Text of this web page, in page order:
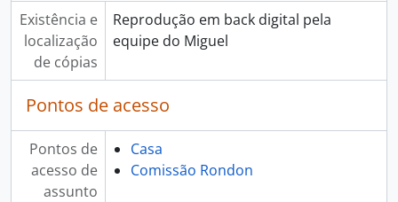
Existência e
localização
de cópias
Reprodução em back digital pela
equipe do Miguel
Pontos de acesso
Pontos de
acesso de
assunto
Casa
Comissão Rondon